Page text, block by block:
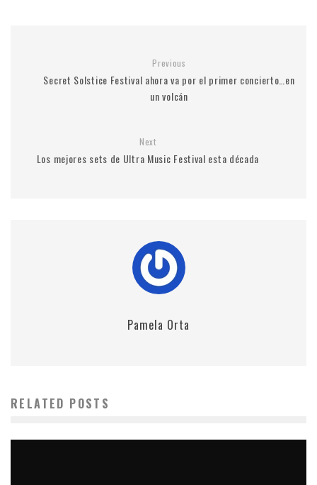
Previous
Secret Solstice Festival ahora va por el primer concierto…en
un volcán
Next
Los mejores sets de Ultra Music Festival esta década
Pamela Orta
RELATED POSTS